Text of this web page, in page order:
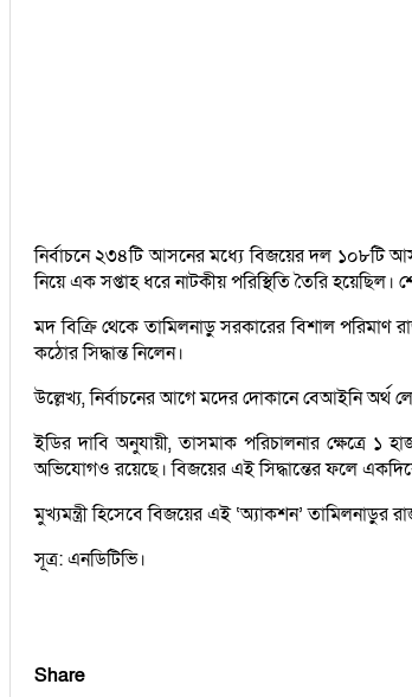
নির্বাচনে ২৩৪টি আসনের মধ্যে বিজয়ের দল ১০৮টি
নিয়ে এক সপ্তাহ ধরে নাটকীয় পরিস্থিতি তৈরি
মদ বিক্রি থেকে তামিলনাড়ু সরকারের বিশাল
কঠোর সিদ্ধান্ত নিলেন।
উল্লেখ্য, নির্বাচনের আগে মদের দোকানে বেআইনি অর্থ
ইডির দাবি অনুযায়ী, তাসমাক পরিচালনার ক্ষেত্রে ১
অভিযোগও রয়েছে। বিজয়ের এই সিদ্ধান্তের ফলে
মুখ্যমন্ত্রী হিসেবে বিজয়ের এই ‘অ্যাকশন’
সূত্র: এনডিটিভি।
Share